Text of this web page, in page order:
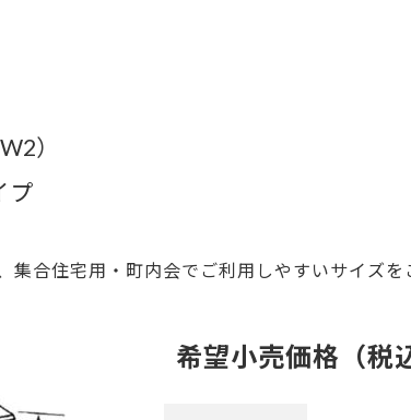
）
プ
合住宅用・町内会でご利用しやすいサイズを
希望小売価格（税